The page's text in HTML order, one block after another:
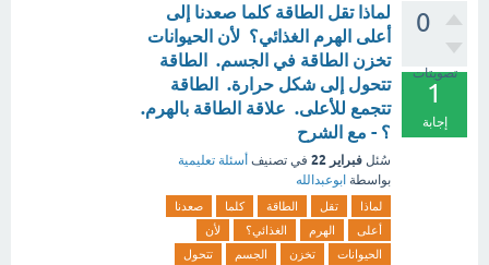
0
تصويتات
1
إجابة
لماذا تقل الطاقة كلما صعدنا إلى
أعلى الهرم الغذائي؟ لأن الحيوانات
تخزن الطاقة في الجسم. الطاقة
تتحول إلى شكل حرارة. الطاقة
تتجمع للأعلى. علاقة الطاقة بالهرم.
؟ - مع الشرح
سُئل فبراير 22 في تصنيف أسئلة تعليمية
بواسطة ابوعبدالله
لماذا تقل الطاقة كلما
صعدنا
أعلى
الهرم الغذائي؟
لأن
الحيوانات
تخزن الجسم
تتحول